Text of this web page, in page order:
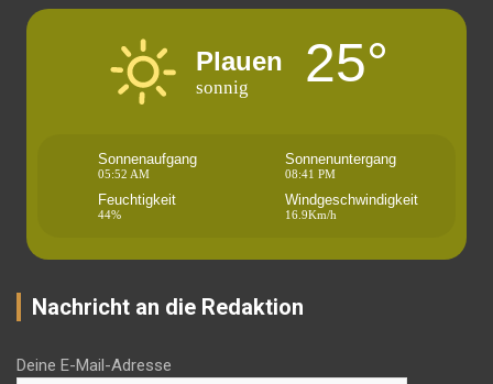
Plauen
sonnig 25°
Sonnenaufgang
05:52 AM
Sonnenuntergang
08:41 PM
Feuchtigkeit
44%
Windgeschwindigkeit
16.9Km/h
Nachricht an die Redaktion
Deine E-Mail-Adresse